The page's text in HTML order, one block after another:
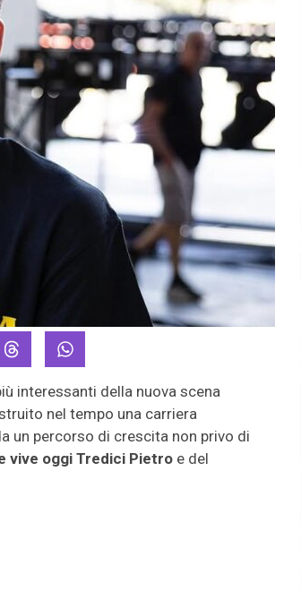
interessanti della nuova scena
nel tempo una carriera
un percorso di crescita non privo di
vive oggi Tredici Pietro e del